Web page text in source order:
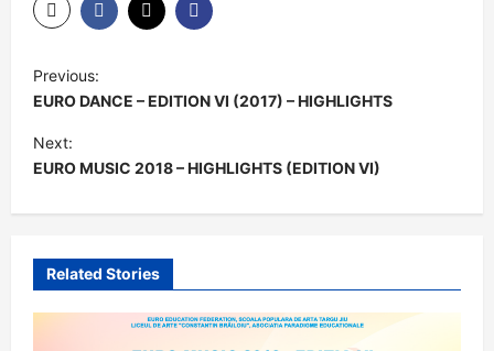
o
s
t
v
Previous:
EURO DANCE – EDITION VI (2017) – HIGHLIGHTS
Next:
EURO MUSIC 2018 – HIGHLIGHTS (EDITION VI)
Related Stories